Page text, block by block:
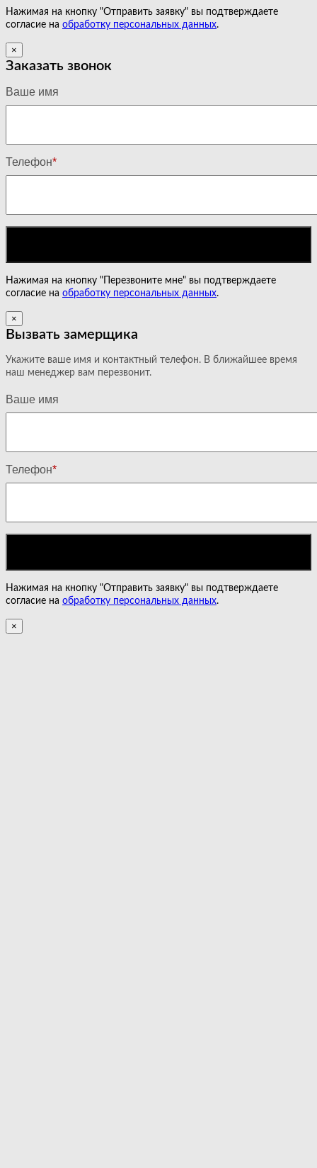
Нажимая на кнопку "Отправить заявку" вы подтверждаете
согласие на обработку персональных данных.
×
Заказать звонок
Ваше имя
Телефон*
Нажимая на кнопку "Перезвоните мне" вы подтверждаете
согласие на обработку персональных данных.
×
Вызвать замерщика
Укажите ваше имя и контактный телефон. В ближайшее время
наш менеджер вам перезвонит.
Ваше имя
Телефон*
Нажимая на кнопку "Отправить заявку" вы подтверждаете
согласие на обработку персональных данных.
×